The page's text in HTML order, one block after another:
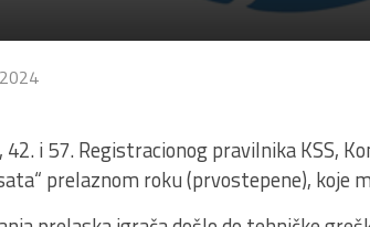
i 57. Registracionog pravilnika KSS,
prelaznom roku (prvostepene), koje